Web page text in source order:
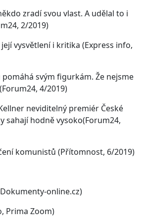
zradí svou vlast. A udělal to i
2/2019)
vysvětlení i kritika (Express info,
svým figurkám. Že nejsme
4/2019)
neviditelný premiér České
sahají hodně vysoko(Forum24,
komunistů (Přítomnost, 6/2019)
online.cz)
Prima Zoom)